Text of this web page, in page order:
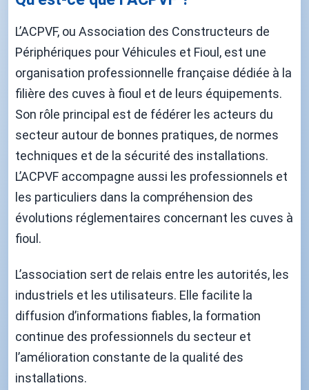
L’ACPVF, ou Association des Constructeurs de
Périphériques pour Véhicules et Fioul, est une
organisation professionnelle française dédiée à la
filière des cuves à fioul et de leurs équipements.
Son rôle principal est de fédérer les acteurs du
secteur autour de bonnes pratiques, de normes
techniques et de la sécurité des installations.
L’ACPVF accompagne aussi les professionnels et
les particuliers dans la compréhension des
évolutions réglementaires concernant les cuves à
fioul.
L’association sert de relais entre les autorités, les
industriels et les utilisateurs. Elle facilite la
diffusion d’informations fiables, la formation
continue des professionnels du secteur et
l’amélioration constante de la qualité des
installations.